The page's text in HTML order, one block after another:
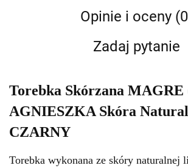
Opinie i oceny
Zadaj pytanie
Torebka Skórzana MAGRE
AGNIESZKA Skóra
CZARNY
Torebka wykonana ze skóry naturalnej